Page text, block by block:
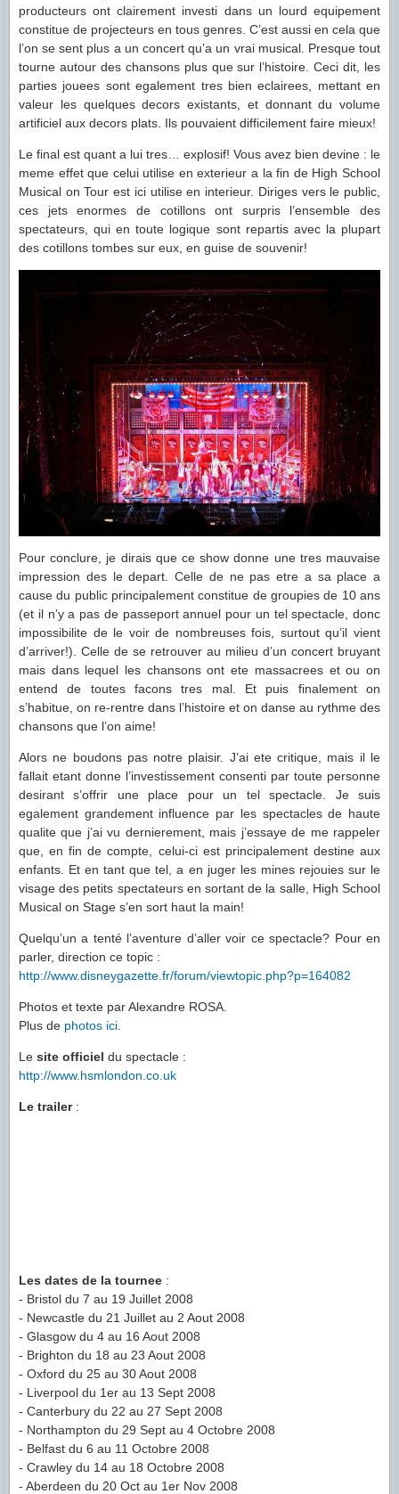
producteurs ont clairement investi dans un lourd equipement
constitue de projecteurs en tous genres. C’est aussi en cela que
l’on se sent plus a un concert qu’a un vrai musical. Presque tout
tourne autour des chansons plus que sur l’histoire. Ceci dit, les
parties jouees sont egalement tres bien eclairees, mettant en
valeur les quelques decors existants, et donnant du volume
artificiel aux decors plats. Ils pouvaient difficilement faire mieux!
Le final est quant a lui tres… explosif! Vous avez bien devine : le
meme effet que celui utilise en exterieur a la fin de High School
Musical on Tour est ici utilise en interieur. Diriges vers le public,
ces jets enormes de cotillons ont surpris l’ensemble des
spectateurs, qui en toute logique sont repartis avec la plupart
des cotillons tombes sur eux, en guise de souvenir!
Pour conclure, je dirais que ce show donne une tres mauvaise
impression des le depart. Celle de ne pas etre a sa place a
cause du public principalement constitue de groupies de 10 ans
(et il n’y a pas de passeport annuel pour un tel spectacle, donc
impossibilite de le voir de nombreuses fois, surtout qu’il vient
d’arriver!). Celle de se retrouver au milieu d’un concert bruyant
mais dans lequel les chansons ont ete massacrees et ou on
entend de toutes facons tres mal. Et puis finalement on
s’habitue, on re-rentre dans l’histoire et on danse au rythme des
chansons que l’on aime!
Alors ne boudons pas notre plaisir. J’ai ete critique, mais il le
fallait etant donne l’investissement consenti par toute personne
desirant s’offrir une place pour un tel spectacle. Je suis
egalement grandement influence par les spectacles de haute
qualite que j’ai vu dernierement, mais j’essaye de me rappeler
que, en fin de compte, celui-ci est principalement destine aux
enfants. Et en tant que tel, a en juger les mines rejouies sur le
visage des petits spectateurs en sortant de la salle, High School
Musical on Stage s’en sort haut la main!
Quelqu’un a tenté l’aventure d’aller voir ce spectacle? Pour en
parler, direction ce topic :
http://www.disneygazette.fr/forum/viewtopic.php?p=164082
Photos et texte par Alexandre ROSA.
Plus de photos ici
Le site officiel du spectacle :
http://www.hsmlondon.co.uk
Le trailer:
Les dates de la tournee :
- Bristol du 7 au 19 Juillet 2008
- Newcastle du 21 Juillet au 2 Aout 2008
- Glasgow du 4 au 16 Aout 2008
- Brighton du 18 au 23 Aout 2008
- Oxford du 25 au 30 Aout 2008
- Liverpool du 1er au 13 Sept 2008
- Canterbury du 22 au 27 Sept 2008
- Northampton du 29 Sept au 4 Octobre 2008
- Belfast du 6 au 11 Octobre 2008
- Crawley du 14 au 18 Octobre 2008
- Aberdeen du 20 Oct au 1er Nov 2008